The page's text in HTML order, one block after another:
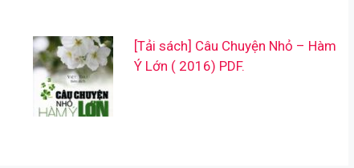
[Tải sách] Câu Chuyện Nhỏ – Hàm
Ý Lớn ( 2016) PDF.